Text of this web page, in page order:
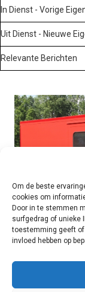
Om de beste
cookies om
Door in te stemmen
surfgedrag of unieke
toestemming geeft
invloed hebben op
In Dienst - Vorige
Uit Dienst - Nieuwe
Relevante Berichten